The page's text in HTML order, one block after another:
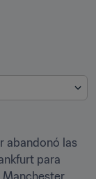
abandonó las
para
Manchester